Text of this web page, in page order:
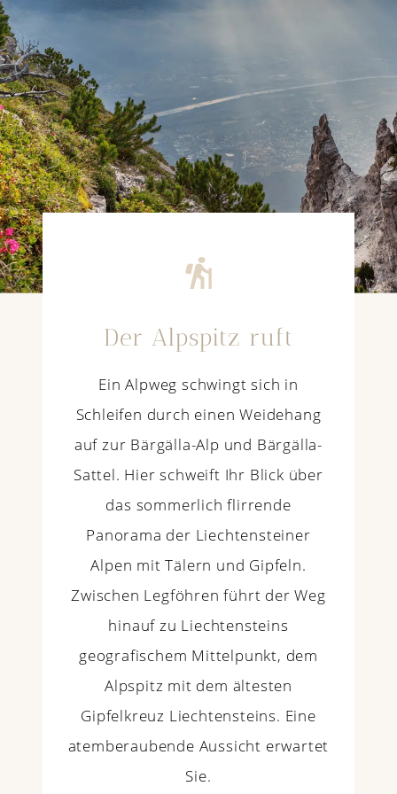
Der Alpspitz ruft
Ein Alpweg schwingt sich in
Schleifen durch einen Weidehang
auf zur Bärgälla-Alp und Bärgälla-
Sattel. Hier schweift Ihr Blick über
das sommerlich flirrende
Panorama der Liechtensteiner
Alpen mit Tälern und Gipfeln.
Zwischen Legföhren führt der Weg
hinauf zu Liechtensteins
geografischem Mittelpunkt, dem
Alpspitz mit dem ältesten
Gipfelkreuz Liechtensteins. Eine
atemberaubende Aussicht erwartet
Sie.